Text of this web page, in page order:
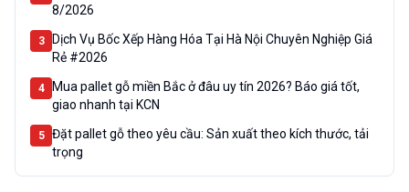
8/2026
3
Dịch Vụ Bốc Xếp Hàng Hóa Tại Hà Nội Chuyên Nghiệp Giá
Rẻ #2026
4
Mua pallet gỗ miền Bắc ở đâu uy tín 2026? Báo giá tốt,
giao nhanh tại KCN
5
Đặt pallet gỗ theo yêu cầu: Sản xuất theo kích thước, tải
trọng